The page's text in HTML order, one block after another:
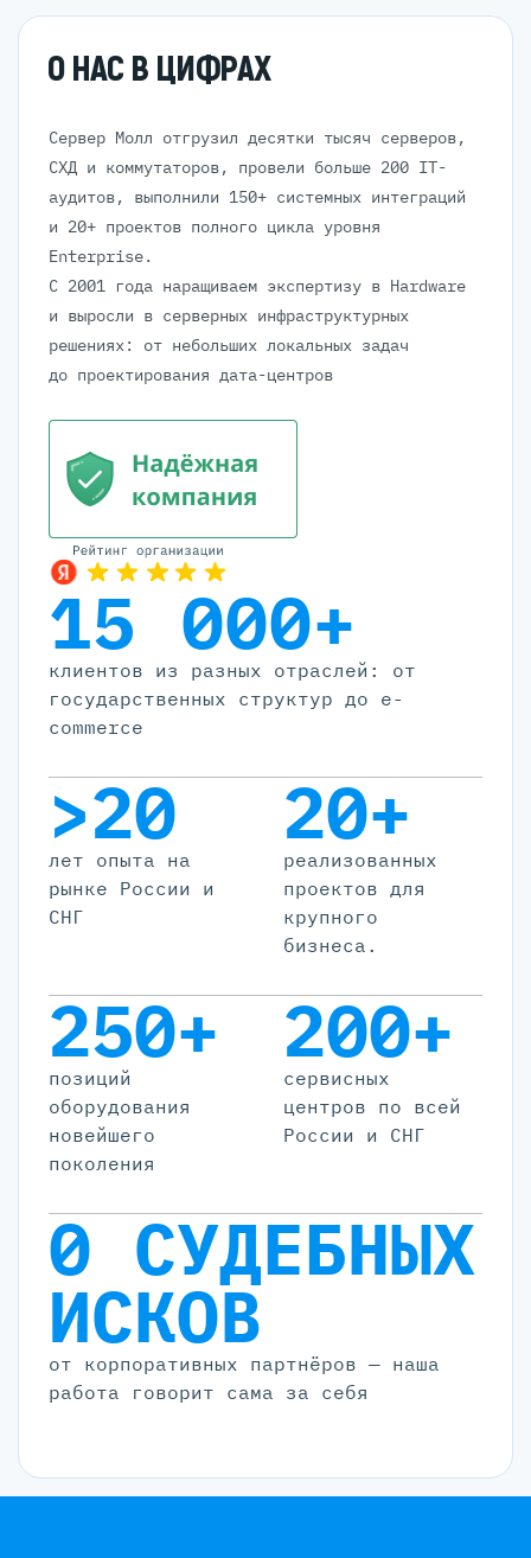
О НАС В ЦИФРАХ
Сервер Молл отгрузил десятки тысяч серверов,
СХД и коммутаторов, провели больше 200 IT-
аудитов, выполнили 150+ системных интеграций
и 20+ проектов полного цикла уровня
Enterprise.
С 2001 года наращиваем экспертизу в Hardware
и выросли в серверных инфраструктурных
решениях: от небольших локальных задач
до проектирования дата-центров
15 000+
клиентов из разных отраслей: от
государственных структур до e-
commerce
>20
лет опыта на
рынке России и
СНГ
20+
реализованных
проектов для
крупного
бизнеса.
250+
позиций
оборудования
новейшего
поколения
200+
cервисных
центров по всей
России и СНГ
0 СУДЕБНЫХ
ИСКОВ
от корпоративных партнёров — наша
работа говорит сама за себя